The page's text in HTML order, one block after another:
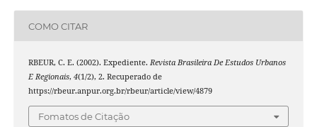
COMO CITAR
RBEUR, C. E. (2002). Expediente. Revista Brasileira De Estudos Urbanos
E Regionais, 4(1/2), 2. Recuperado de
https://rbeur.anpur.org.br/rbeur/article/view/4879
Fomatos de Citação